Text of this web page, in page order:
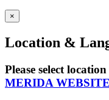
×
Location &
Please select
MERIDA WEBSITE